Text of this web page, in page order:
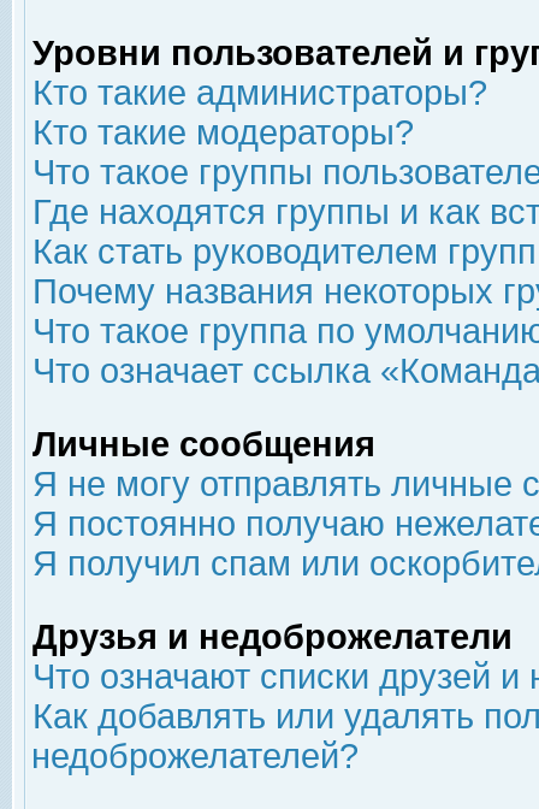
Уровни пользователей и
Кто такие администраторы?
Кто такие модераторы?
Что такое группы
Где находятся группы и как
Как стать руководителем
Почему названия некоторых
Что такое группа по
Что означает ссылка
Личные сообщения
Я не могу отправлять личные
Я постоянно получаю
Я получил спам или
Друзья и недоброжелатели
Что означают списки друзей
Как добавлять или удалять
недоброжелателей?